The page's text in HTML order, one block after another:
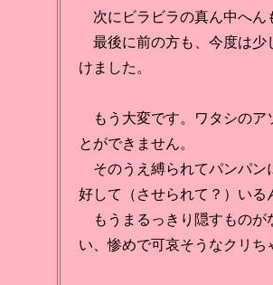
次にビラビラの真ん中へん
最後に前の方も、今度は少
けました。
もう大変です。ワタシのア
とができません。
そのうえ縛られてパンパン
好して（させられて？）いる
もうまるっきり隠すものが
い、惨めで可哀そうなクリ